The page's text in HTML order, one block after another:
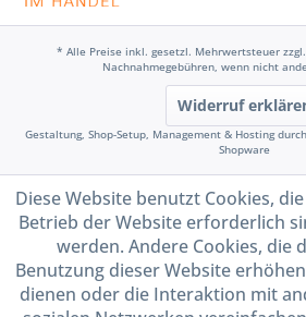
* Alle Preise inkl. gesetzl. Mehrwertsteuer zzgl.
Nachnahmegebühren, wenn nicht
Widerruf
Gestaltung, Shop-Setup, Management & Hosting durch
Shopware
Diese Website benutzt Cookies,
Betrieb der Website erforderlich
werden. Andere Cookies, die
Benutzung dieser Website
dienen oder die Interaktion mit